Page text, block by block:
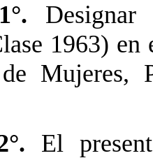
1963)
de Mujeres,
El